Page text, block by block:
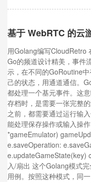
基于 WebRTC 的云
用Golang编写CloudRetro
Go的频道设计精美，事件
示，在不同的GoRoutine
己的状态，用通道通信。
都处理一个基元事件。这
存档时，是需要一张完整
之前，都需要通过运行输
能处理保存操作或输入操
*gameEmulator)
e.saveOperation:
e.updateGameState(key)
入/扇出 这个Golang模式
用例。按照这种模式，同一